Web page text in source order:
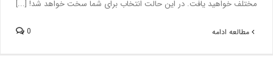
مختلف خواهید یافت. در این حالت انتخاب برای شما سخت خواهد شد! [...]
مطالعه ادامه